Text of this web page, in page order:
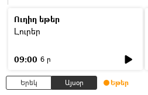
Ուղիղ եթեր
Լուրեր
09:00 6 ր
Երեկ Այսօր Եթեր